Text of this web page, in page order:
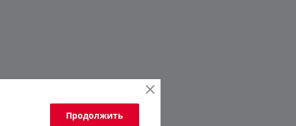
Продолжить